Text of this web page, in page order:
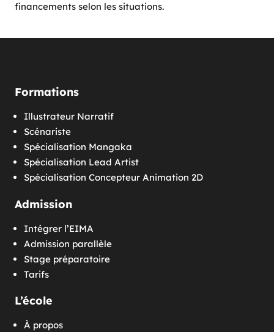
financements selon les situations.
Formations
Illustrateur Narratif
Scénariste
Spécialisation Mangaka
Spécialisation Lead Artist
Spécialisation Concepteur Animation 2D
Admission
Intégrer l’EIMA
Admission parallèle
Stage préparatoire
Tarifs
L’école
À propos